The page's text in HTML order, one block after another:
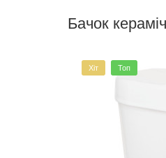
Бачок
Хіт Топ